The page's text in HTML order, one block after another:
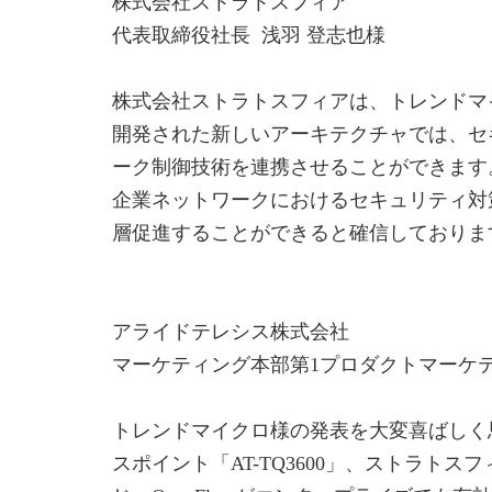
代表取締役社長 浅羽 登志也様
株式会社ストラトスフィアは、トレンド
開発された新しいアーキテクチャでは、
ーク制御技術を連携させることができま
企業ネットワークにおけるセキュリティ
層促進することができると確信しており
アライドテレシス株式会社
マーケティング本部第1プロダクトマー
トレンドマイクロ様の発表を大変喜ばし
スポイント「AT-TQ3600」、ストラトス